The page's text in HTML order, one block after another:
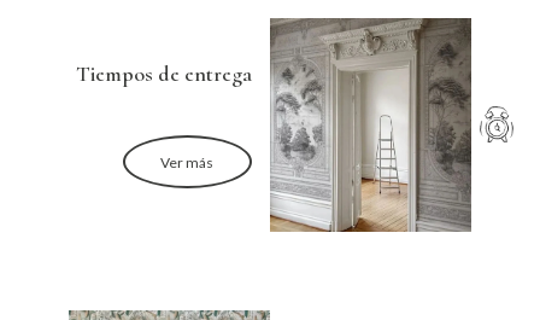
Tiempos de entrega
Ver más